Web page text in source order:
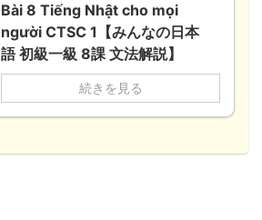
Bài 8 Tiếng Nhật cho mọi
người CTSC 1【みんなの日本
語 初級一級 8課 文法解説】
続きを見る